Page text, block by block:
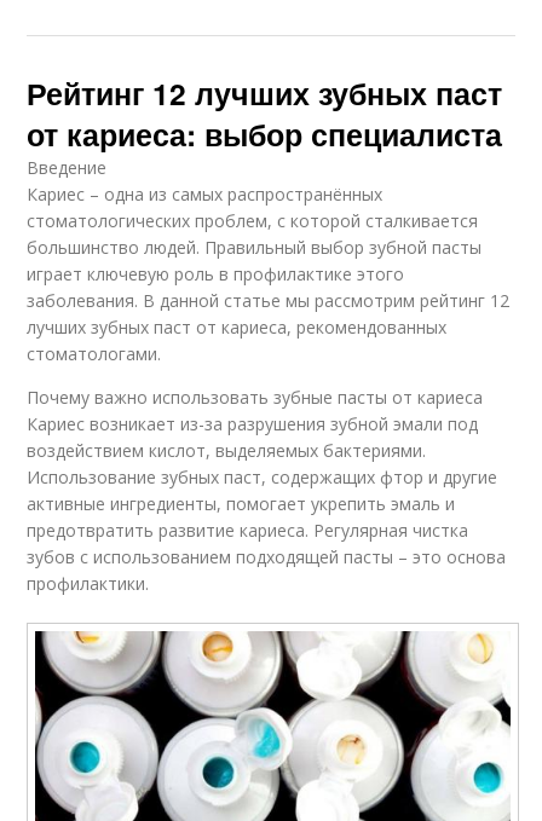
Рейтинг 12 лучших зубных паст
от кариеса: выбор специалиста
Введение
Кариес – одна из самых распространённых
стоматологических проблем, с которой сталкивается
большинство людей. Правильный выбор зубной пасты
играет ключевую роль в профилактике этого
заболевания. В данной статье мы рассмотрим рейтинг 12
лучших зубных паст от кариеса, рекомендованных
стоматологами.
Почему важно использовать зубные пасты от кариеса
Кариес возникает из-за разрушения зубной эмали под
воздействием кислот, выделяемых бактериями.
Использование зубных паст, содержащих фтор и другие
активные ингредиенты, помогает укрепить эмаль и
предотвратить развитие кариеса. Регулярная чистка
зубов с использованием подходящей пасты – это основа
профилактики.